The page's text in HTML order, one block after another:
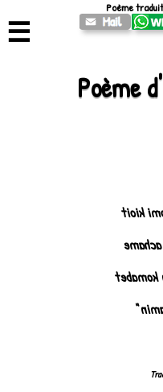
☰
Poème
Ko
Kobaten
Poème